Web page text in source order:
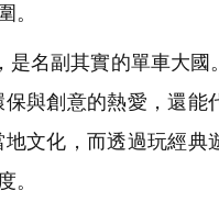
。
名副其實的單車大國
與創意的熱愛，還能
文化，而透過玩經典
。